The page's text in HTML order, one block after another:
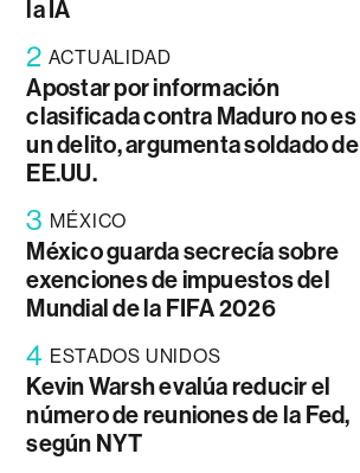
la IA
2 ACTUALIDAD
Apostar por información
clasificada contra Maduro no es
un delito, argumenta soldado de
EE.UU.
3 MÉXICO
México guarda secrecía sobre
exenciones de impuestos del
Mundial de la FIFA 2026
4 ESTADOS UNIDOS
Kevin Warsh evalúa reducir el
número de reuniones de la Fed,
según NYT